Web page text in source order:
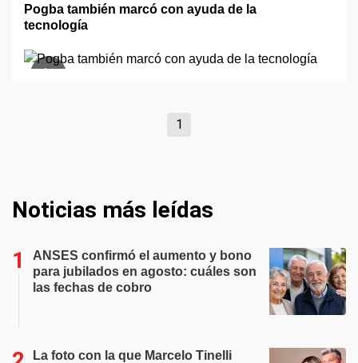
Pogba también marcó con ayuda de la
tecnología
1
Noticias más leídas
ANSES confirmó el aumento y bono
para jubilados en agosto: cuáles son
las fechas de cobro
La foto con la que Marcelo Tinelli